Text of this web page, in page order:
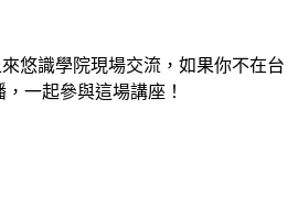
悠識學院現場交流，如果你不在台
一起參與這場講座！